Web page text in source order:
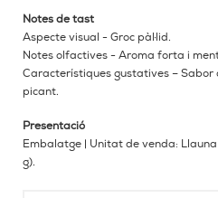
Notes de tast
Aspecte visual - Groc pàl·lid.
Notes olfactives - Aroma forta i
Característiques gustatives – Sabor
picant.
Presentació
Embalatge | Unitat de venda:
g).